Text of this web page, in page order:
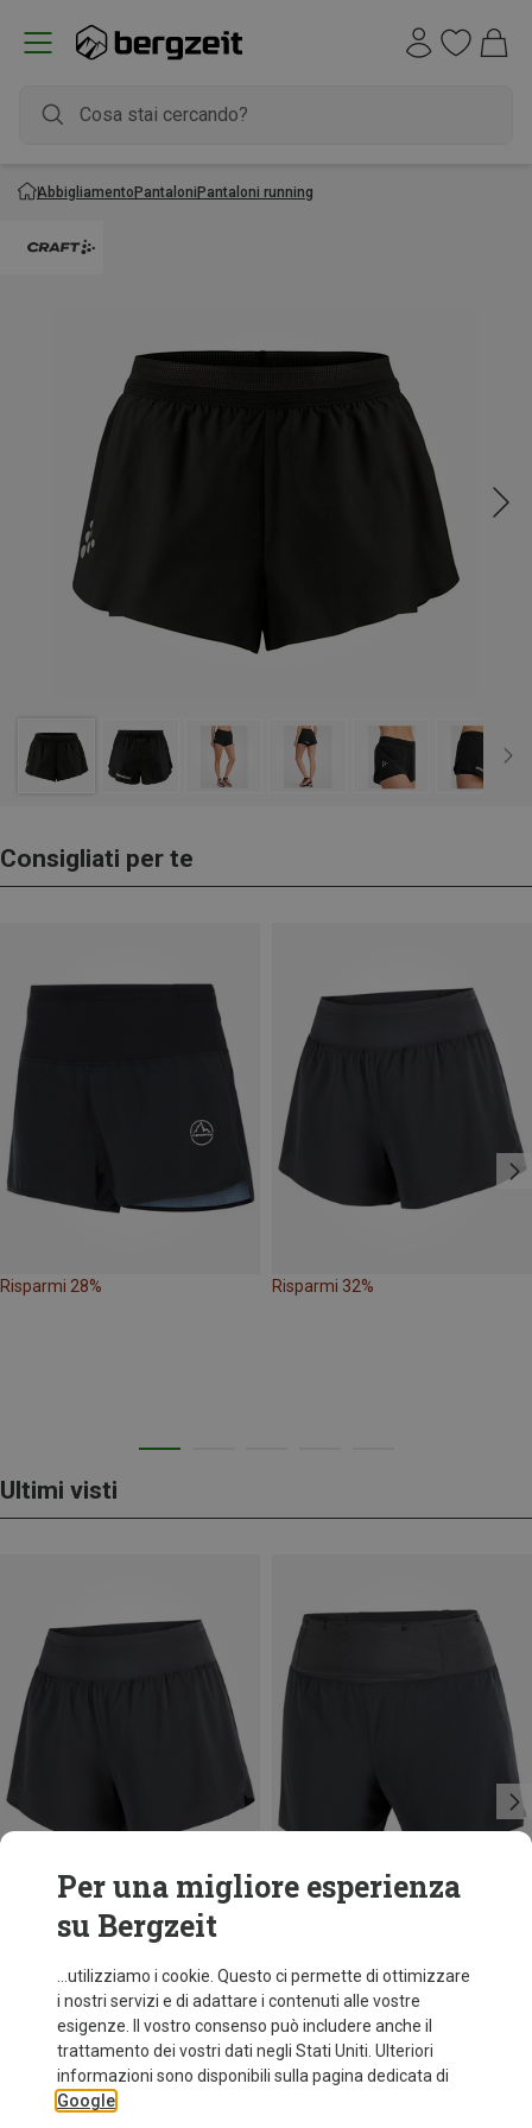
AbbigliamentoPantaloniPantaloni running
Consigliati per te
Risparmi 28% Risparmi 32%
Ultimi visti
Risparmi 32%
Per una migliore esperienza
su Bergzeit
...utilizziamo i cookie. Questo ci permette di ottimizzare
i nostri servizi e di adattare i contenuti alle vostre
esigenze. Il vostro consenso può includere anche il
trattamento dei vostri dati negli Stati Uniti. Ulteriori
informazioni sono disponibili sulla pagina dedicata di
Google